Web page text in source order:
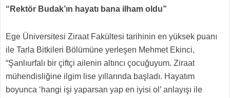
“Rektör Budak’ın hayatı bana ilham oldu”
Ege Üniversitesi Ziraat Fakültesi tarihinin en yüksek puanı
ile Tarla Bitkileri Bölümüne yerleşen Mehmet Ekinci,
“Şanlıurfalı bir çiftçi ailenin altıncı çocuğuyum. Ziraat
mühendisliğine ilgim lise yıllarında başladı. Hayatım
boyunca ‘hangi işi yaparsan yap en iyisi ol’ anlayışı ile